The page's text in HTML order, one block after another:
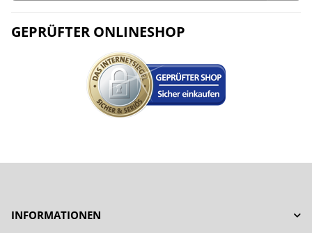
GEPRÜFTER ONLINESHOP
INFORMATIONEN